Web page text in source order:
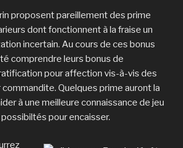
proposent pareillement des prime
dont fonctionnent à la fraise un
incertain. Au cours de ces bonus
comprendre leurs bonus de
pour affection vis-à-vis des
Quelques prime auront la
à une meilleure connaissance de jeu
pour encaisser.